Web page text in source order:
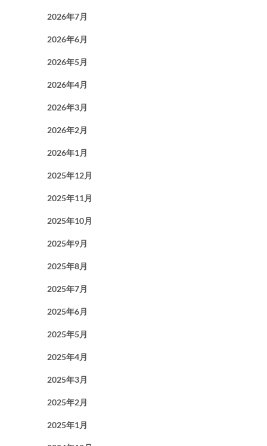
2026年7月
2026年6月
2026年5月
2026年4月
2026年3月
2026年2月
2026年1月
2025年12月
2025年11月
2025年10月
2025年9月
2025年8月
2025年7月
2025年6月
2025年5月
2025年4月
2025年3月
2025年2月
2025年1月